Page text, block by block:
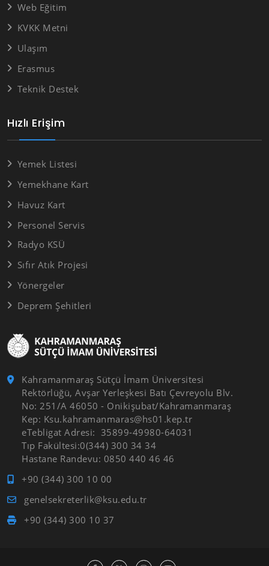
Kahramanmaraş Sütçü İmam Üniversitesi
Rektörlüğü, Avşar Yerleşkesi Batı Çevreyolu Blv.
No: 251/A 46050 - Onikişubat/Kahramanmaraş
Kep: Ksu.kahramanmaras@hs01.kep.tr
eTebligat Adresi: 35899-49980-64031
Tıp Fakültesi:0(344) 300 34 34
Hastane Randevu: 0850 440 46 46
+90 (344) 300 10 00
genelsekreterlik@ksu.edu.tr
+90 (344) 300 10 37
Hızlı Erişim
Yemek Listesi
Yemekhane Kart
Havuz Kart
Personel Servis
Radyo KSÜ
Sıfır Atık Projesi
Yönergeler
Deprem Şehitleri
Web Eğitim
KVKK Metni
Ulaşım
Erasmus
Teknik Destek